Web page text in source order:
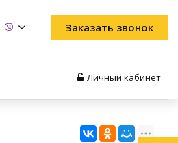
Заказать звонок
Личный кабинет